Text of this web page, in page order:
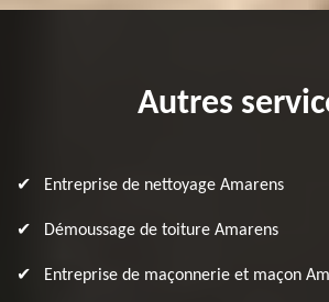
Autres
Entreprise de nettoyage Amarens
Démoussage de toiture Amarens
Entreprise de maçonnerie et maçon